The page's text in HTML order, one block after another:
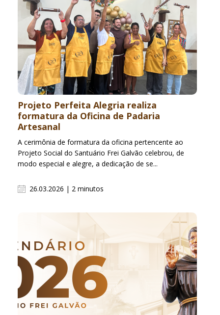
Projeto Perfeita Alegria realiza
formatura da Oficina de Padaria
Artesanal
A cerimônia de formatura da oficina pertencente ao
Projeto Social do Santuário Frei Galvão celebrou, de
modo especial e alegre, a dedicação de se...
26.03.2026 | 2 minutos